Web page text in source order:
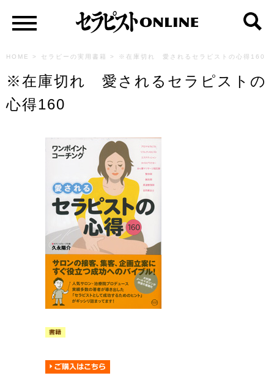
HOME > セラピーの実用書籍 > ※在庫切れ 愛されるセラピストの心得160
※在庫切れ 愛されるセラピストの
心得160